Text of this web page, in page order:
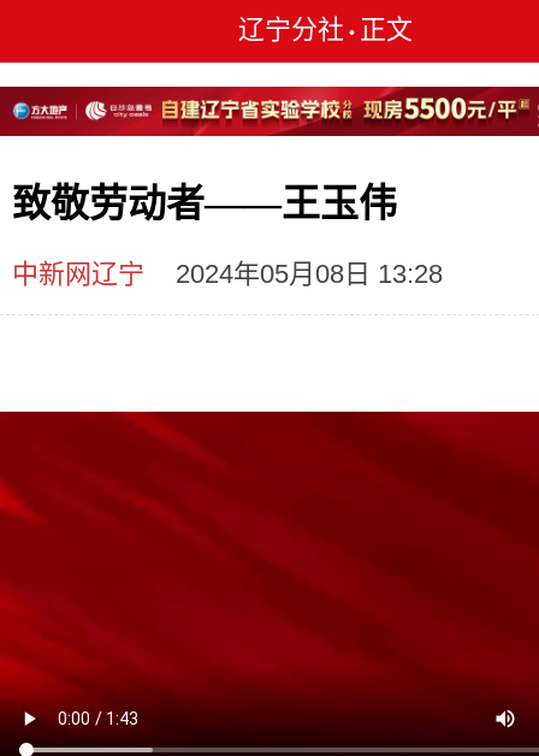
辽宁分社 • 正文
致敬劳动者——王玉伟
中新网辽宁 2024年05月08日 13:28